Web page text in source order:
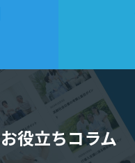
お役立ちコラム